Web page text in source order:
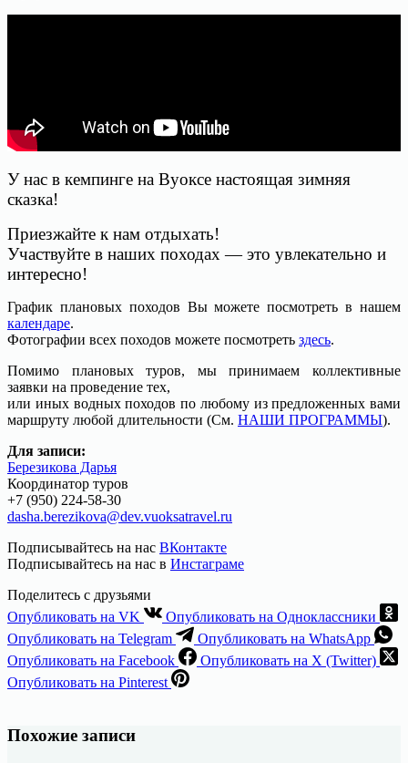
У нас в кемпинге на Вуоксе настоящая зимняя
сказка!
Приезжайте к нам отдыхать!
Участвуйте в наших походах — это увлекательно и
интересно!
График плановых походов Вы можете посмотреть в нашем
календаре.
Фотографии всех походов можете посмотреть здесь.
Помимо плановых туров, мы принимаем коллективные
заявки на проведение тех,
или иных водных походов по любому из предложенных вами
маршруту любой длительности (См. НАШИ ПРОГРАММЫ).
Для записи:
Березикова Дарья
Координатор туров
+7 (950) 224-58-30
dasha.berezikova@dev.vuoksatravel.ru
Подписывайтесь на нас ВКонтакте
Подписывайтесь на нас в Инстаграме
Поделитесь с друзьями
Опубликовать на VK
Опубликовать на Одноклассники
Опубликовать на Telegram
Опубликовать на WhatsApp
Опубликовать на Facebook
Опубликовать на X (Twitter)
Опубликовать на Pinterest
Похожие записи